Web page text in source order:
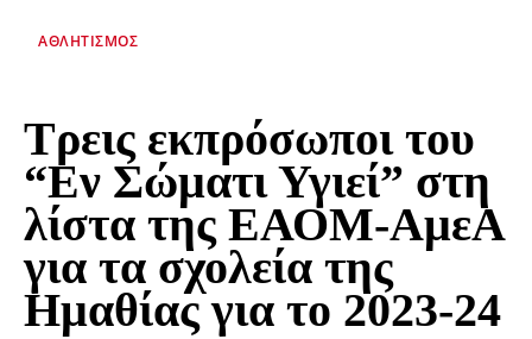
ΑΘΛΗΤΙΣΜΌΣ
Τρεις εκπρόσωποι του
“Εν Σώματι Υγιεί” στη
λίστα της ΕΑΟΜ-ΑμεΑ
για τα σχολεία της
Ημαθίας για το 2023-24